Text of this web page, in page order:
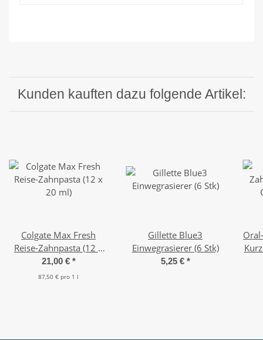
Kunden kauften dazu folgende Artikel:
Colgate Max Fresh
Reise-Zahnpasta (12 x
20 ml)
21,00 € *
87,50 € pro 1 l
Gillette Blue3
Einwegrasierer (6 Stk)
5,25 € *